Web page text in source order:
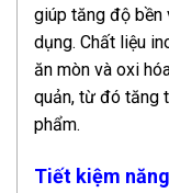
giúp tăng độ
dụng. Chất liệu
ăn mòn và oxi
quản, từ đó tăng
phẩm.
Tiết kiệm